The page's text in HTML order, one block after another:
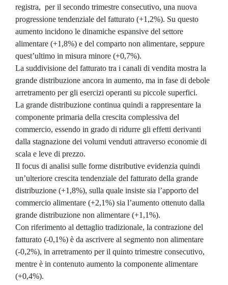
registra, per il secondo trimestre consecutivo, una nuova
progressione tendenziale del fatturato (+1,2%). Su questo
aumento incidono le dinamiche espansive del settore
alimentare (+1,8%) e del comparto non alimentare, seppure
quest’ultimo in misura minore (+0,7%).
La suddivisione del fatturato tra i canali di vendita mostra la
grande distribuzione ancora in aumento, ma in fase di debole
arretramento per gli esercizi operanti su piccole superfici.
La grande distribuzione continua quindi a rappresentare la
componente primaria della crescita complessiva del
commercio, essendo in grado di ridurre gli effetti derivanti
dalla stagnazione dei volumi venduti attraverso economie di
scala e leve di prezzo.
Il focus di analisi sulle forme distributive evidenzia quindi
un’ulteriore crescita tendenziale del fatturato della grande
distribuzione (+1,8%), sulla quale insiste sia l’apporto del
commercio alimentare (+2,1%) sia l’aumento ottenuto dalla
grande distribuzione non alimentare (+1,1%).
Con riferimento al dettaglio tradizionale, la contrazione del
fatturato (-0,1%) è da ascrivere al segmento non alimentare
(-0,2%), in arretramento per il quinto trimestre consecutivo,
mentre è in contenuto aumento la componente alimentare
(+0,4%).